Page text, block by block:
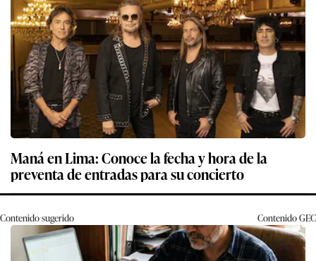
Maná en Lima: Conoce la fecha y hora de la
preventa de entradas para su concierto
Contenido sugerido ContenidoGEC